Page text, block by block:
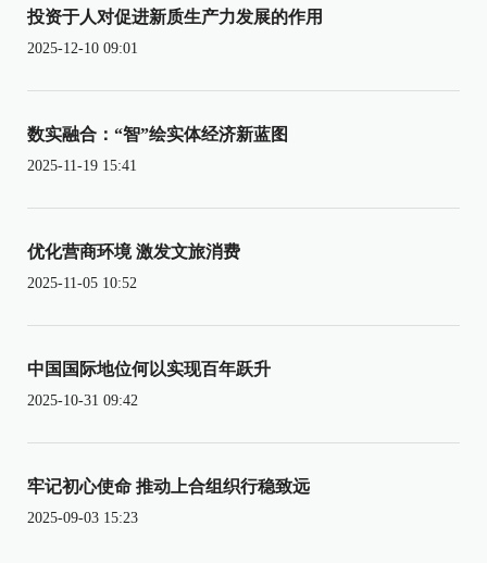
投资于人对促进新质生产力发展的作用
2025-12-10 09:01
数实融合：“智”绘实体经济新蓝图
2025-11-19 15:41
优化营商环境 激发文旅消费
2025-11-05 10:52
中国国际地位何以实现百年跃升
2025-10-31 09:42
牢记初心使命 推动上合组织行稳致远
2025-09-03 15:23